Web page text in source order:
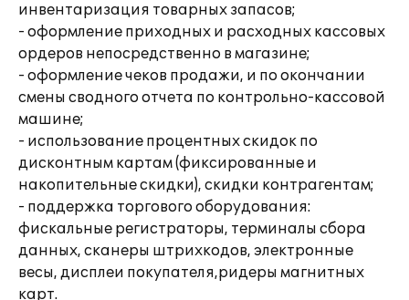
инвентаризация товарных запасов;
- оформление приходных и расходных кассовых
ордеров непосредственно в магазине;
- оформление чеков продажи, и по окончании
смены сводного отчета по контрольно-кассовой
машине;
- использование процентных скидок по
дисконтным картам (фиксированные и
накопительные скидки), скидки контрагентам;
- поддержка торгового оборудования:
фискальные регистраторы, терминалы сбора
данных, сканеры штрихкодов, электронные
весы, дисплеи покупателя,ридеры магнитных
карт.